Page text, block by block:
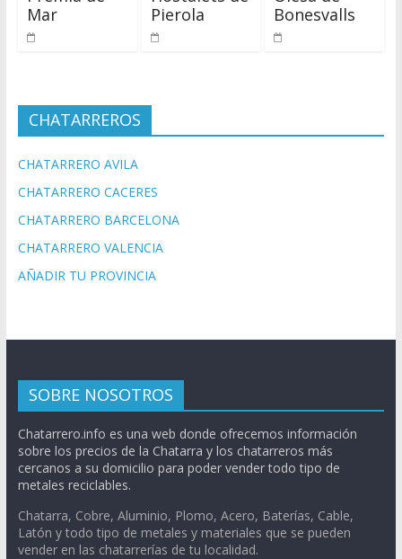
Mar
Pierola
Bonesvalls
CHATARREROS
CHATARRERO AVILA
CHATARRERO CACERES
CHATARRERO BARCELONA
CHATARRERO VALENCIA
AÑADIR TU PROVINCIA
SOBRE NOSOTROS
Chatarrero.info es una web donde ofrecemos información
sobre los precios de la Chatarra y los chatarreros más
cercanos a su domicilio para poder vender todo tipo de
metales reciclables.
Chatarra, Cobre, Aluminio, Plomo, Acero, Baterías, Cable,
Latón y todo tipo de metales y materiales que se pueden
vender en las chatarrerías de tu localidad.